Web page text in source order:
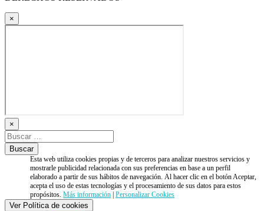
×
×
Esta web utiliza cookies propias y de terceros para analizar nuestros servicios y
mostrarle publicidad relacionada con sus preferencias en base a un perfil
elaborado a partir de sus hábitos de navegación. Al hacer clic en el botón Aceptar,
acepta el uso de estas tecnologías y el procesamiento de sus datos para estos
propósitos.Más información |Personalizar Cookies
Ver Política de cookies